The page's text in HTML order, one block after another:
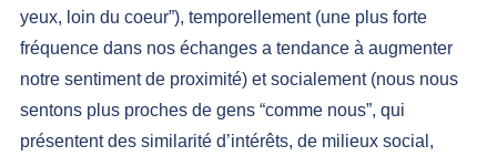
yeux, loin du coeur”), temporellement (une plus forte
fréquence dans nos échanges a tendance à augmenter
notre sentiment de proximité) et socialement (nous nous
sentons plus proches de gens “comme nous”, qui
présentent des similarité d’intérêts, de milieux social,